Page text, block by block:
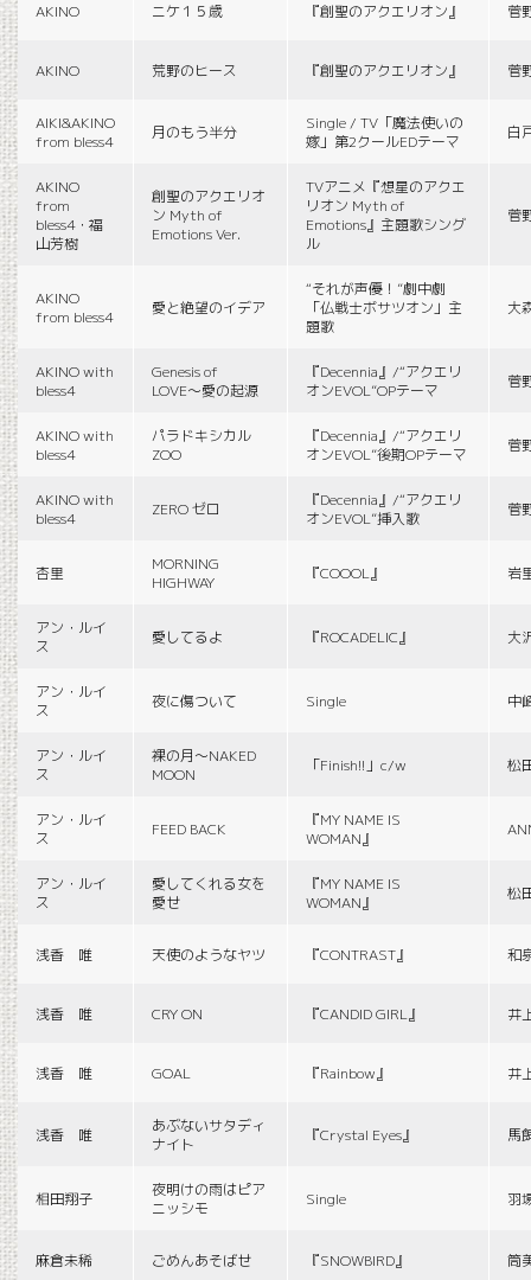
AKINO ニケ１５歳 『創聖のアクエリオン』 菅
AKINO 荒野のヒース 『創聖のアクエリオン』 菅
AIKI&AKINO
from bless4
月のもう半分
Single / TV「魔法使いの
嫁」第2クールEDテーマ
白
AKINO
from
bless4・福
山芳樹
創聖のアクエリオ
ン Myth of
Emotions Ver.
TVアニメ『想星のアクエ
リオン Myth of
Emotions』主題歌シング
ル
菅
AKINO
from bless4
愛と絶望のイデア
“それが声優！”劇中劇
「仏戦士ボサツオン」主
題歌
大
AKINO with
bless4
Genesis of
LOVE〜愛の起源
『Decennia』/“アクエリ
オンEVOL”OPテーマ
菅
AKINO with
bless4
パラドキシカル
ZOO
『Decennia』/“アクエリ
オンEVOL”後期OPテーマ
菅
AKINO with
bless4
ZERO ゼロ
『Decennia』/“アクエリ
オンEVOL”挿入歌
菅
杏里
MORNING
HIGHWAY
『COOOL』 岩
アン・ルイ
ス
愛してるよ 『ROCADELIC』 大
アン・ルイ
ス
夜に傷ついて Single 中
アン・ルイ
ス
裸の月〜NAKED
MOON
「Finish!!」c/w 松
アン・ルイ
ス
FEED BACK
『MY NAME IS
WOMAN』
アン・ルイ
ス
愛してくれる女を
愛せ
『MY NAME IS
WOMAN』
松
浅香 唯 天使のようなヤツ 『CONTRAST』 和
浅香 唯 CRY ON 『CANDID GIRL』 井
浅香 唯 GOAL 『Rainbow』 井
浅香 唯
あぶないサタディ
ナイト
『Crystal Eyes』 馬
相田翔子
夜明けの雨はピア
ニッシモ
Single 羽
麻倉未稀 ごめんあそばせ 『SNOWBIRD』 筒